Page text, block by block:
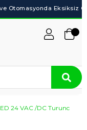
24 VAC /DC Turunc